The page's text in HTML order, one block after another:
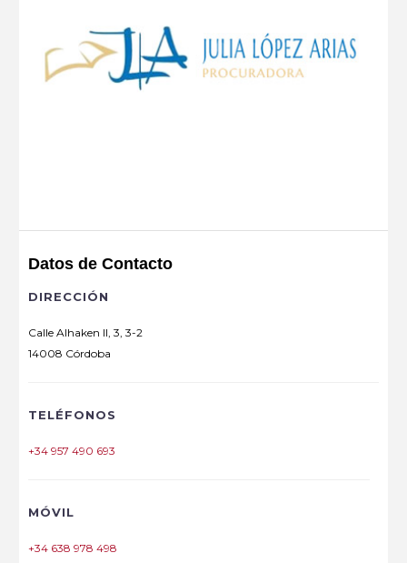
Datos de Contacto
DIRECCIÓN
Calle Alhaken II, 3, 3-2
14008 Córdoba
TELÉFONOS
+34 957 490 693
MÓVIL
+34 638 978 498